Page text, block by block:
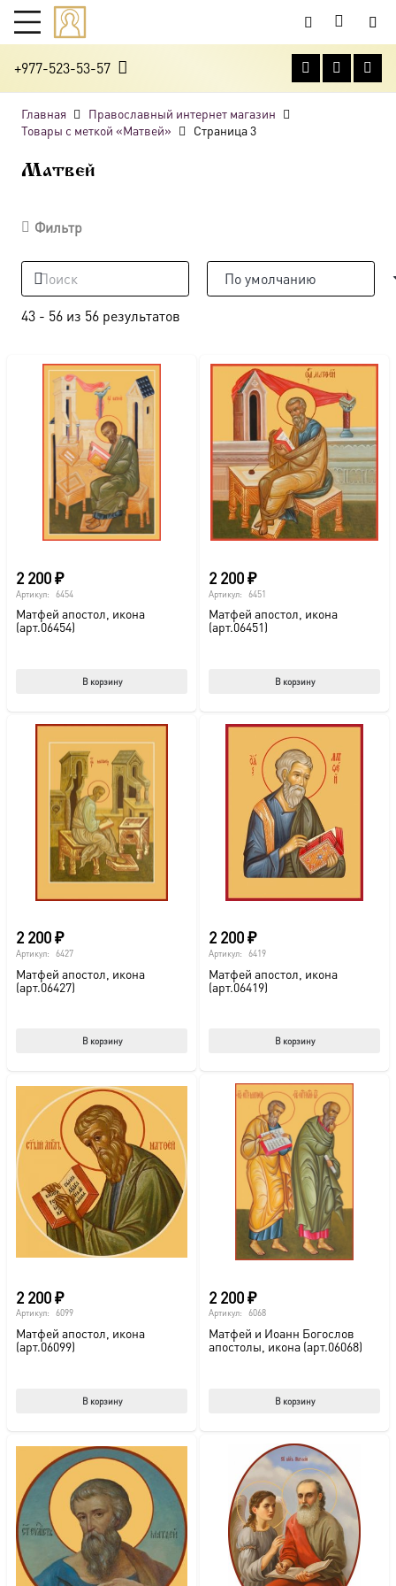
+977-523-53-57
Главная
Православный интернет магазин
Товары с меткой «Матвей»
Страница 3
Матвей
Фильтр
43 - 56 из 56 результатов
2 200₽
Артикул: 6454
Матфей апостол, икона
(арт.06454)
В корзину
2 200₽
Артикул: 6451
Матфей апостол, икона
(арт.06451)
В корзину
2 200₽
Артикул: 6427
Матфей апостол, икона
(арт.06427)
В корзину
2 200₽
Артикул: 6419
Матфей апостол, икона
(арт.06419)
В корзину
2 200₽
Артикул: 6099
Матфей апостол, икона
(арт.06099)
В корзину
2 200₽
Артикул: 6068
Матфей и Иоанн Богослов
апостолы, икона (арт.06068)
В корзину